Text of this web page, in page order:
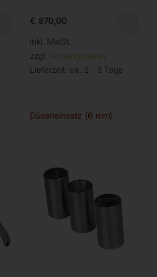
€ 870,00
inkl. MwSt.
zzgl. Versandkosten
Lieferzeit: ca. 2 - 3 Tage
Düseneinsatz (6 mm)